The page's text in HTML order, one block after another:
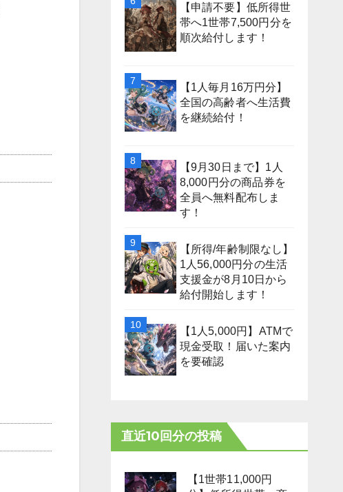
【申請不要】低所得世
帯へ1世帯7,500円分を
順次給付します！
【1人毎月16万円分】
全国の高齢者へ生活費
を継続給付！
【9月30日まで】1人
8,000円分の商品券を
全員へ無料配布しま
す！
【所得/年齢制限なし】
1人56,000円分の生活
支援金が8月10日から
給付開始します！
【1人5,000円】ATMで
現金受取！届いた案内
を要確認
直近10回分の投稿
【1世帯11,000円